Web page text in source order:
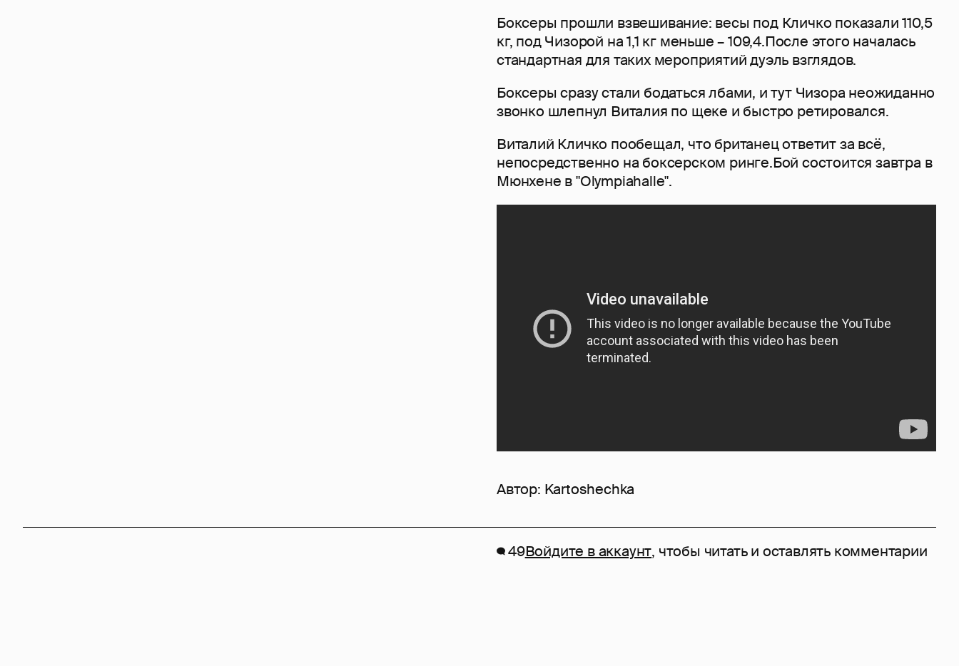
Боксеры прошли взвешивание: весы под Кличко показали 110,5
кг, под Чизорой на 1,1 кг меньше – 109,4.После этого началась
стандартная для таких мероприятий дуэль взглядов.
Боксеры сразу стали бодаться лбами, и тут Чизора неожиданно
звонко шлепнул Виталия по щеке и быстро ретировался.
Виталий Кличко пообещал, что британец ответит за всё,
непосредственно на боксерском ринге.Бой состоится завтра в
Мюнхене в "Olympiahalle".
Автор: Kartoshechka
49Войдите в аккаунт, чтобы читать и оставлять комментарии